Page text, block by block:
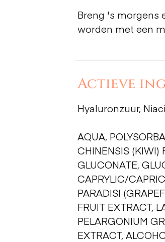
Breng 's morgens
worden met een
Actieve
Hyaluronzuur,
AQUA,
CHINENSIS (KIWI)
GLUCONATE,
CAPRYLIC/
PARADISI
FRUIT EXTRACT,
PELARGONIUM
EXTRACT,